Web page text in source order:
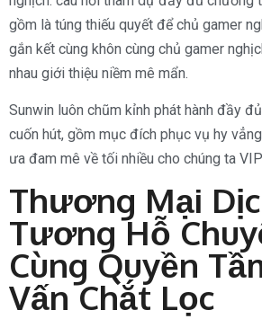
gồm là túng thiếu quyết để chủ gamer
gắn kết cùng khôn cùng chủ gamer
nhau giới thiệu niềm mê mẩn.
Sunwin luôn chũm kỉnh phát hành đầy
cuốn hút, gồm mục đích phục vụ hy
ưa đam mê về tối nhiều cho chúng ta
Thương Mại
Tương Hỗ
Cùng Quyền
Vấn Chắt Lọc